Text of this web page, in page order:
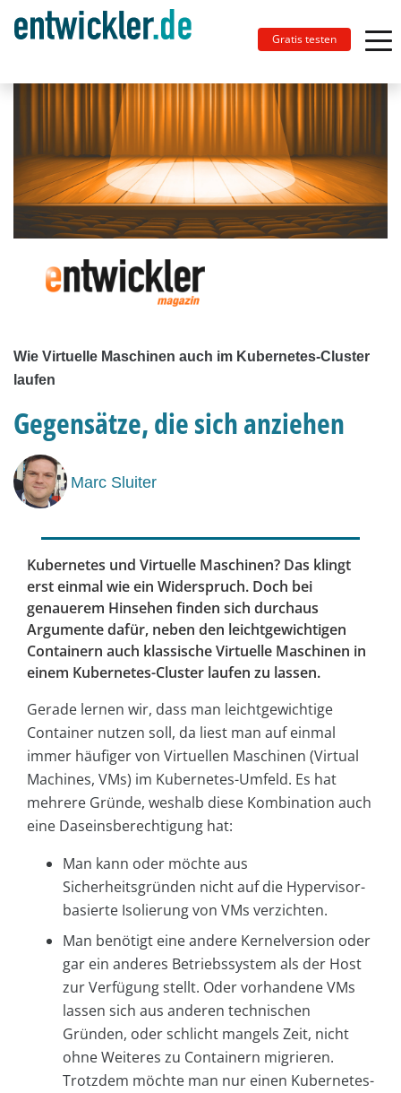
Gratis testen
Wie Virtuelle Maschinen auch im Kubernetes-Cluster
laufen
Gegensätze, die sich anziehen
Marc Sluiter
Kubernetes und Virtuelle Maschinen? Das klingt
erst einmal wie ein Widerspruch. Doch bei
genauerem Hinsehen finden sich durchaus
Argumente dafür, neben den leichtgewichtigen
Containern auch klassische Virtuelle Maschinen in
einem Kubernetes-Cluster laufen zu lassen.
Gerade lernen wir, dass man leichtgewichtige
Container nutzen soll, da liest man auf einmal
immer häufiger von Virtuellen Maschinen (Virtual
Machines, VMs) im Kubernetes-Umfeld. Es hat
mehrere Gründe, weshalb diese Kombination auch
eine Daseinsberechtigung hat:
Man kann oder möchte aus
Sicherheitsgründen nicht auf die Hypervisor-
basierte Isolierung von VMs verzichten.
Man benötigt eine andere Kernelversion oder
gar ein anderes Betriebssystem als der Host
zur Verfügung stellt. Oder vorhandene VMs
lassen sich aus anderen technischen
Gründen, oder schlicht mangels Zeit, nicht
ohne Weiteres zu Containern migrieren.
Trotzdem möchte man nur einen Kubernetes-